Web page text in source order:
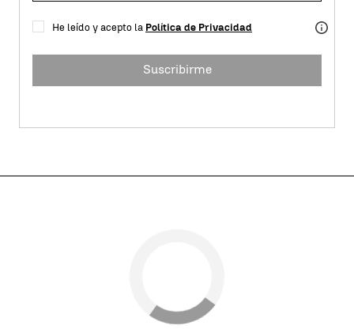
He leído y acepto la Política de Privacidad
Suscribirme